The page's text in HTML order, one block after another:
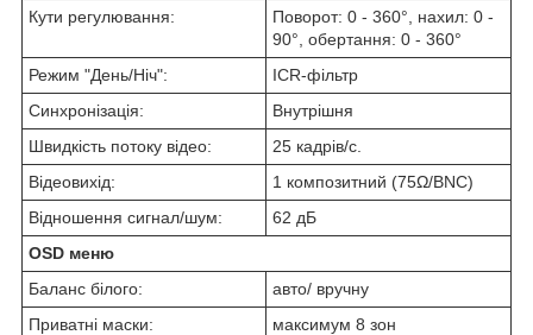
Кути регулювання:
Поворот: 0 - 360°, нахил: 0 -
90°, обертання: 0 - 360°
Режим "День/Ніч":
ICR-фільтр
Синхронізація:
Внутрішня
Швидкість потоку відео:
25 кадрів/с.
Відеовихід:
1 композитний (75Ω/BNC)
Відношення сигнал/шум:
62 дБ
OSD меню
Баланс білого:
авто/ вручну
Приватні маски:
максимум 8 зон